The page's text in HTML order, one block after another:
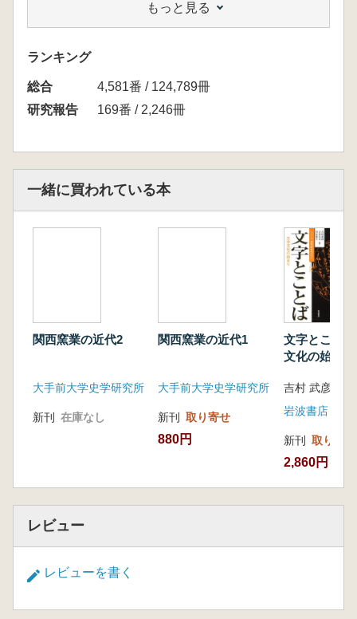
第2節 測量結果
第3章 近代の京焼登窯の技術的系譜につい
て (赤松和佳)
第1節 近代の京焼登窯の構造
第2節 技術の伝播について
第4章 結語
もっと見る
ランキング
総合
4,581番 / 124,789冊
研究報告
169番 / 2,246冊
一緒に買われている本
関西窯業の近代2
大手前大学史学研究所
新刊 在庫なし
関西窯業の近代1
大手前大学史学研究所
新刊 取り寄せ
880円
文字とこと
文化の始まり
吉村 武彦 著
岩波書店
新刊 取り寄せ
2,860円
レビュー
レビューを書く